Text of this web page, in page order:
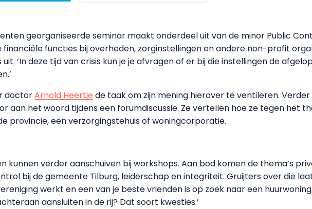
georganiseerde seminar maakt onderdeel uit van de minor Public
financiële functies bij overheden, zorginstellingen en andere non-profit
uit. ‘In deze tijd van crisis kun je je afvragen of er bij die instellingen de
doctorArnold Heertjede taak om zijn mening hierover te ventileren.
aan het woord tijdens een forumdiscussie. Ze vertellen hoe ze tegen het
provincie, een verzorgingstehuis of woningcorporatie.
kunnen verder aanschuiven bij workshops. Aan bod komen de thema’s
bij de gemeente Tilburg, leiderschap en integriteit. Gruijters over die
werkt en een van je beste vrienden is op zoek naar een
aansluiten in de rij? Dat soort kwesties.’